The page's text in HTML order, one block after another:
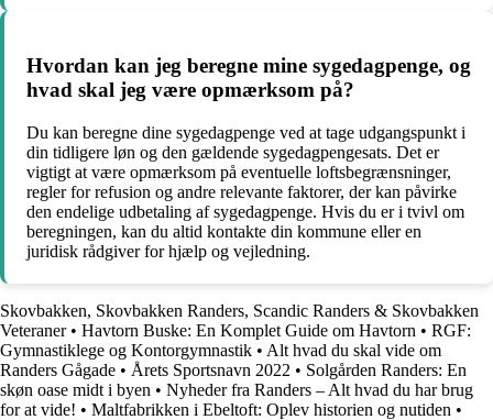
Hvordan kan jeg beregne mine sygedagpenge, og
hvad skal jeg være opmærksom på?
Du kan beregne dine sygedagpenge ved at tage udgangspunkt i
din tidligere løn og den gældende sygedagpengesats. Det er
vigtigt at være opmærksom på eventuelle loftsbegrænsninger,
regler for refusion og andre relevante faktorer, der kan påvirke
den endelige udbetaling af sygedagpenge. Hvis du er i tvivl om
beregningen, kan du altid kontakte din kommune eller en
juridisk rådgiver for hjælp og vejledning.
Skovbakken, Skovbakken Randers, Scandic Randers & Skovbakken
Veteraner• Havtorn Buske: En Komplet Guide om Havtorn • RGF:
Gymnastiklege og Kontorgymnastik • Alt hvad du skal vide om
Randers Gågade • Årets Sportsnavn 2022 • Solgården Randers: En
skøn oase midt i byen • Nyheder fra Randers – Alt hvad du har brug
for at vide! • Maltfabrikken i Ebeltoft: Oplev historien og nutiden •